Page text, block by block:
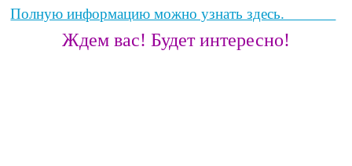
Полную информацию можно узнать здесь.
Ждем вас! Будет интересно!